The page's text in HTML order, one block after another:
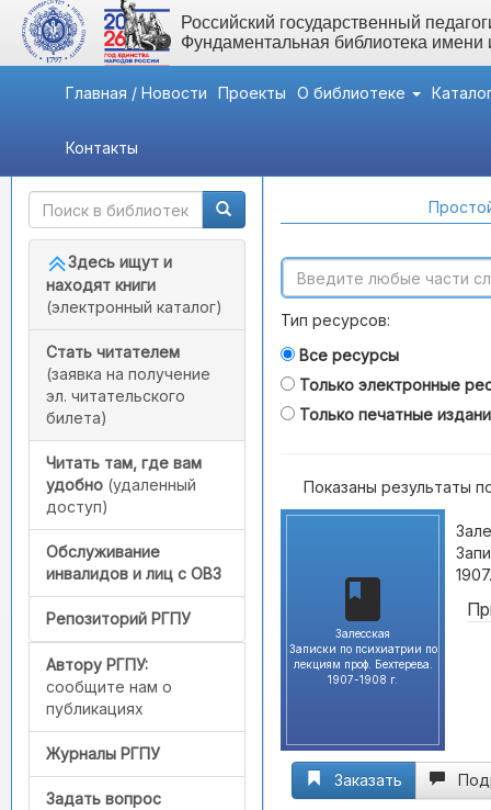
Российский государственный
Фундаментальная библиотека
Главная / Новости Проекты О библиотеке
Контакты
Быстрый доступ
Здесь ищут и
находят книги
(электронный каталог)
Стать читателем
(заявка на получение
эл. читательского
билета)
Читать там, где вам
удобно (удаленный
доступ)
Обслуживание
инвалидов и лиц с ОВЗ
Репозиторий РГПУ
Автору РГПУ:
сообщите нам о
публикациях
Журналы РГПУ
Задать вопрос
Тип ресурсов:
Все ресурсы
Только электронные
Только печатные
Показаны результаты
Залесская
Записки по психиатрии по
лекциям проф. Бехтерева.
1907-1908 г.
Заказать